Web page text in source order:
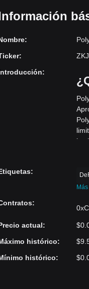
:
: ZKJ
:
las
El
pro
:
Más
:
actual:
histórico:
histórico: